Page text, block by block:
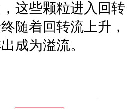
这些颗粒进入回转
随着回转流上升，
成为溢流。